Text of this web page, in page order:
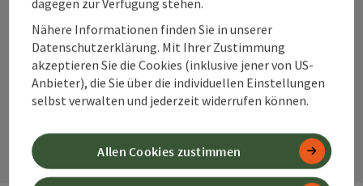
InstagramFacebookYouTube
Kontaktformular
Nähere Informationen finden Sie in unserer
Datenschutzerklärung. Mit Ihrer Zustimmung
akzeptieren Sie die Cookies (inklusive jener von US-
Anbieter), die Sie über die individuellen Einstellungen
selbst verwalten und jederzeit widerrufen können.
Allen Cookies zustimmen